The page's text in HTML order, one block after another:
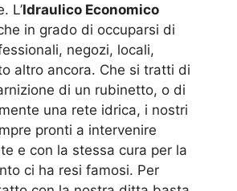
L’Idraulico Economico
in grado di occuparsi di
negozi, locali,
altro ancora. Che si tratti di
di un rubinetto, o di
una rete idrica, i nostri
pronti a intervenire
e con la stessa cura per la
ci ha resi famosi. Per